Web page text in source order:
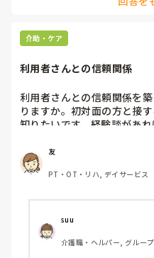
介助・ケア
利用者さんとの信頼関係
利用者さんとの信頼関係を
りますか。初対面の方と接
知りたいです。経験談があれ
友
PT・OT・リハ, デイサービス
suu
介護職・ヘルパー, グルー